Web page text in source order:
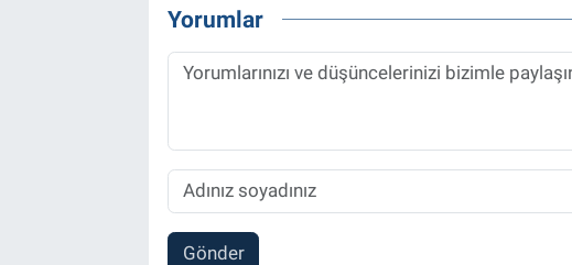
Yorumlar
Gönder